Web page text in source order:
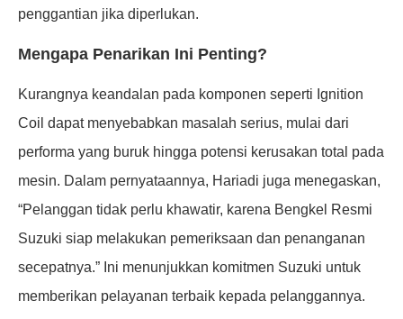
penggantian jika diperlukan.
Mengapa Penarikan Ini Penting?
Kurangnya keandalan pada komponen seperti Ignition
Coil dapat menyebabkan masalah serius, mulai dari
performa yang buruk hingga potensi kerusakan total pada
mesin. Dalam pernyataannya, Hariadi juga menegaskan,
“Pelanggan tidak perlu khawatir, karena Bengkel Resmi
Suzuki siap melakukan pemeriksaan dan penanganan
secepatnya.” Ini menunjukkan komitmen Suzuki untuk
memberikan pelayanan terbaik kepada pelanggannya.